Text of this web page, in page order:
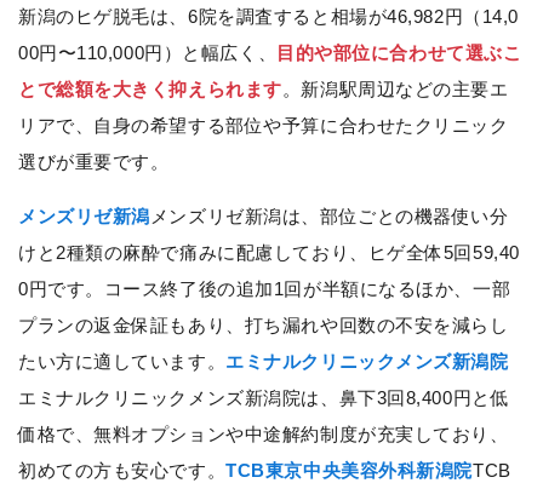
新潟のヒゲ脱毛は、6院を調査すると相場が46,982円（14,0
00円〜110,000円）と幅広く、
目的や部位に合わせて選ぶこ
とで総額を大きく抑えられます。新潟駅周辺などの主要エ
リアで、自身の希望する部位や予算に合わせたクリニック
選びが重要です。
メンズリゼ新潟 メンズリゼ新潟は、部位ごとの機器使い分
けと2種類の麻酔で痛みに配慮しており、ヒゲ全体5回59,40
0円です。コース終了後の追加1回が半額になるほか、一部
プランの返金保証もあり、打ち漏れや回数の不安を減らし
たい方に適しています。 エミナルクリニックメンズ新潟院
エミナルクリニックメンズ新潟院は、鼻下3回8,400円と低
価格で、無料オプションや中途解約制度が充実しており、
初めての方も安心です。TCB東京中央美容外科新潟院TCB